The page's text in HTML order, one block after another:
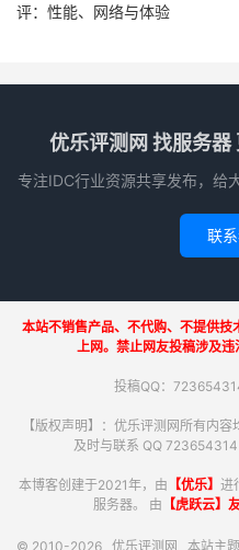
评：性能、网络与体验
优乐评测网 找服务器
专注IDC行业资源共享发布，给
联
本站不销售产品、不代购、不提供
上网。禁止网友投稿涉及违
投稿QQ：
【版权声明】：优乐评测网所有内
及时与联系 QQ
本博客创建于2021年，由 【优乐】 进
服务器。 由 【虎跃云】
© 2010-2026 优乐评测网 本站主